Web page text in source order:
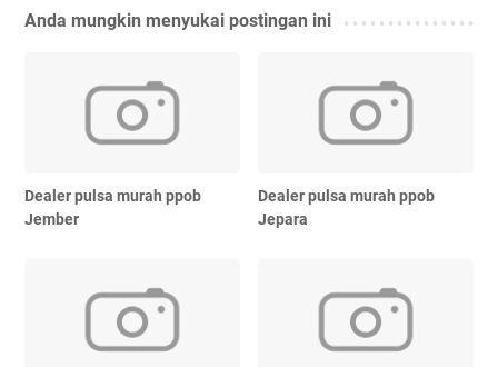
Anda mungkin menyukai postingan ini
Dealer pulsa murah ppob
Jember
Dealer pulsa murah ppob
Jepara